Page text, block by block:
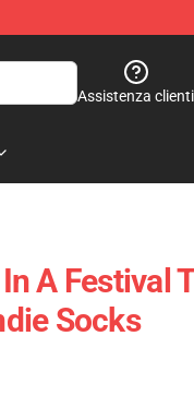
Assistenza clienti
A Festival
Socks